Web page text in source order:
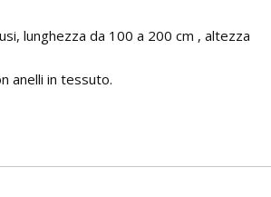
lunghezza da 100 a 200 cm , altezza
anelli in tessuto.